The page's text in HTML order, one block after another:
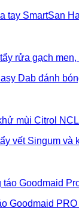
tay SmartSan
Dab đánh
vết Singum và
Goodmaid PRO